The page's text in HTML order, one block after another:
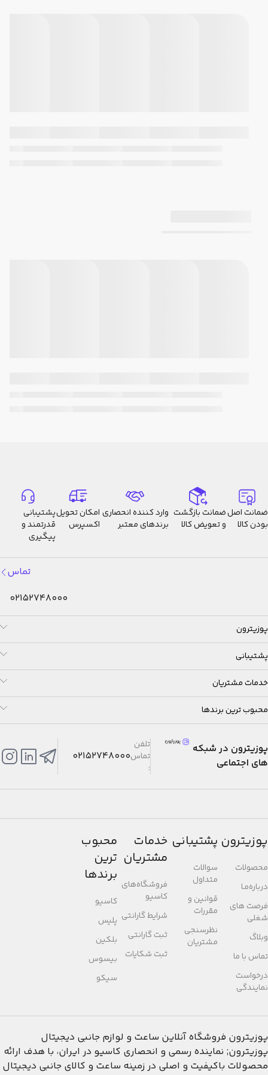
ضمانت اصل
بودن کالا
ضمانت بازگشت
و تعویض کالا
وارد کننده انحصاری
برندهای معتبر
امکان تحویل
اکسپرس
پشتیبانی
قدرتمند و
پیگیری
تماس
02152748000
پوزیترون
پشتیبانی
خدمات مشتریان
محبوب ترین برندها
پوزیترون در شبکه
های اجتماعی
تلفن
تماس
:
02152748000
پوزیترون
محصولات
درباره‌مـا
فرصت های
شغلی
وبلاگ
تماس با ما
درخواست
نمایندگی
پشتیبانی
سوالات
متداول
قوانین و
مقررات
نظرسنجی
مشتریان
خدمات
مشتریان
فروشگاه‌های
کاسیو
شرایط گارانتی
ثبت گارانتی
ثبت شکایات
محبوب
ترین
برندها
کاسیو
پلیس
بلکین
بیسوس
سیکو
پوزیترون فروشگاه آنلاین ساعت و لوازم جانبی دیجیتال
پوزیترون; نماینده رسمی و انحصاری کاسیو در ایران، با هدف ارائه
محصولات باکیفیت و اصلی در زمینه ساعت و کالای جانبی دیجیتال